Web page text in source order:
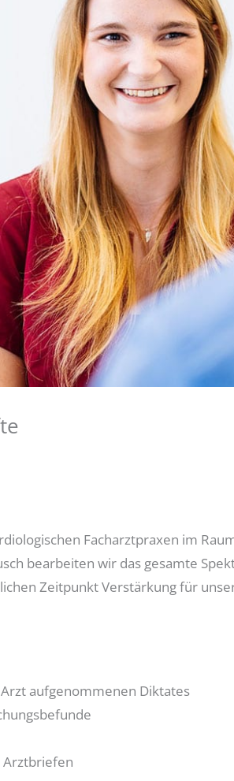
Facharztpraxen im
bearbeiten wir das gesamte
Zeitpunkt Verstärkung für
aufgenommenen Diktates
Arztbriefen